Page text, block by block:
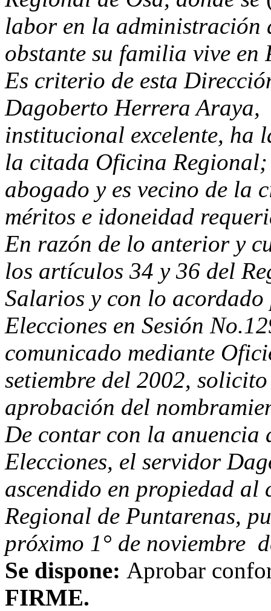
labor en la administración
obstante su familia vive en
Es criterio de esta
Dagoberto Herrera
institucional excelente, ha
la citada Oficina Regional;
abogado y es vecino de la
méritos e idoneidad
En razón de lo anterior y
los artículos 34 y 36 del
Salarios y con lo
Elecciones en Sesión
comunicado mediante
setiembre del 2002,
aprobación del
De contar con la anuencia
Elecciones, el servidor
ascendido en propiedad al
Regional de Puntarenas,
próximo 1° de noviembre
Se dispone: Aprobar
FIRME.